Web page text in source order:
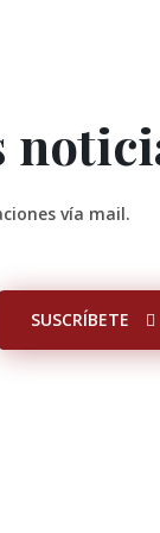
vía mail.
SUSCRÍBETE